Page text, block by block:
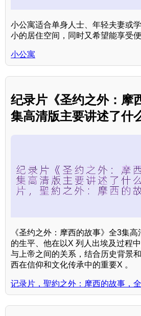
小公寓适合单身人士、年轻夫妻或
小的居住空间，同时又希望能享受
小公寓
纪录片《圣约之外：摩
集高清版主要讲述了什
《圣约之外：摩西的故事》全3集
的生平、他在以X 列人出埃及过程
与上帝之间的关系，结合历史背景
西在信仰和文化传承中的重要X 。
记录片，聖約之外：摩西的故事，